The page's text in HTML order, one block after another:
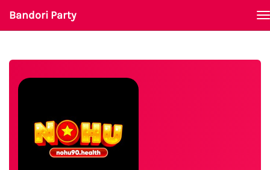
Bandori Party